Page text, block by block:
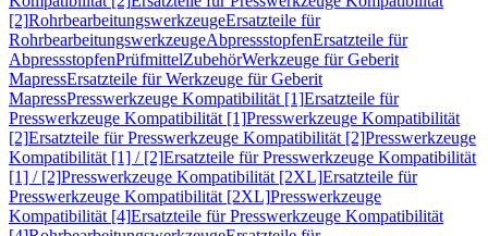
[2]RohrbearbeitungswerkzeugeErsatzteile für
RohrbearbeitungswerkzeugeAbpressstopfenErsatzteile für
AbpressstopfenPrüfmittelZubehörWerkzeuge für Geberit
MapressErsatzteile für Werkzeuge für Geberit
MapressPresswerkzeuge Kompatibilität [1]Ersatzteile für
Presswerkzeuge Kompatibilität [1]Presswerkzeuge Kompatibilität
[2]Ersatzteile für Presswerkzeuge Kompatibilität [2]Presswerkzeuge
Kompatibilität [1] / [2]Ersatzteile für Presswerkzeuge Kompatibilität
[1] / [2]Presswerkzeuge Kompatibilität [2XL]Ersatzteile für
Presswerkzeuge Kompatibilität [2XL]Presswerkzeuge
Kompatibilität [4]Ersatzteile für Presswerkzeuge Kompatibilität